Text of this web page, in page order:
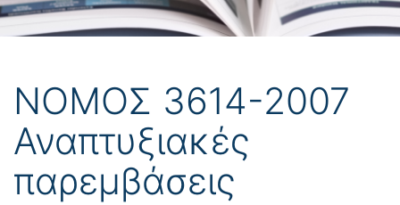
ΝΟΜΟΣ 3614-2007
Αναπτυξιακές
παρεμβάσεις